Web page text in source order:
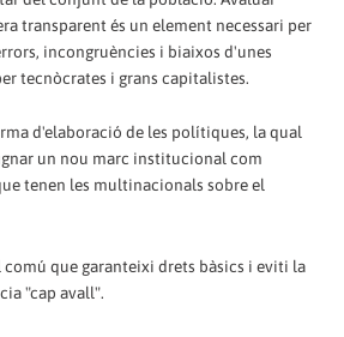
transparent és un element necessari per
incongruències i biaixos d'unes
tecnòcrates i grans capitalistes.
d'elaboració de les polítiques, la qual
un nou marc institucional com
tenen les multinacionals sobre el
que garanteixi drets bàsics i eviti la
"cap avall".